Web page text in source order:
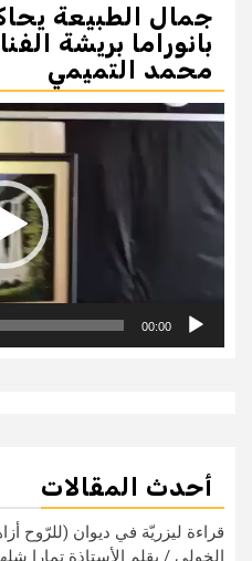
جمال الطبيعة
بانوراما بريشة
محمد التميمي
مشغل
الفيديو
00:00
أحدث المقالات
قراءة ليزريّة في ديوان (للرّوح
الخولي / بقلم الأستاذة تمارا